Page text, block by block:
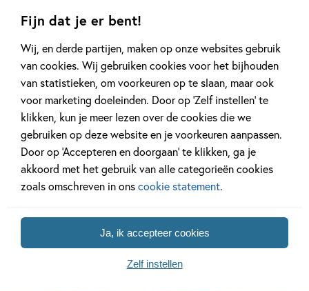
Fijn dat je er bent!
Wij, en derde partijen, maken op onze websites gebruik
van cookies. Wij gebruiken cookies voor het bijhouden
van statistieken, om voorkeuren op te slaan, maar ook
voor marketing doeleinden. Door op ‘Zelf instellen’ te
klikken, kun je meer lezen over de cookies die we
gebruiken op deze website en je voorkeuren aanpassen.
Door op ‘Accepteren en doorgaan’ te klikken, ga je
akkoord met het gebruik van alle categorieën cookies
zoals omschreven in onscookie statement.
Ja, ik accepteer cookies
Zelf instellen
Bekijk alle artikelen
Bekijk ook eens